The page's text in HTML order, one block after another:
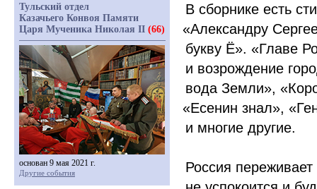
В сборнике есть
«Александру
букву Ё». «Главе
и возрождение
вода Земли»,
«Есенин знал»,
и многие другие.
Россия
Тульский отдел
Казачьего Конвоя Памяти
Царя Мученика Николая II (66)
основан 9 мая 2021 г.
Другие события